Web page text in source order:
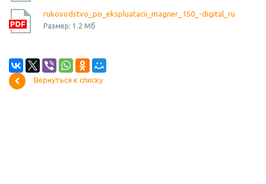
rukovodstvo_po_ekspluatacii_magner_150_-digital_ru
Размер: 1.2 Мб
Вернуться к списку